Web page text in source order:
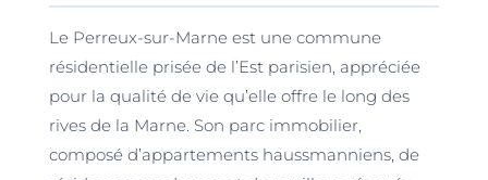
Le Perreux-sur-Marne est une commune
résidentielle prisée de l’Est parisien, appréciée
pour la qualité de vie qu’elle offre le long des
rives de la Marne. Son parc immobilier,
composé d’appartements haussmanniens, de